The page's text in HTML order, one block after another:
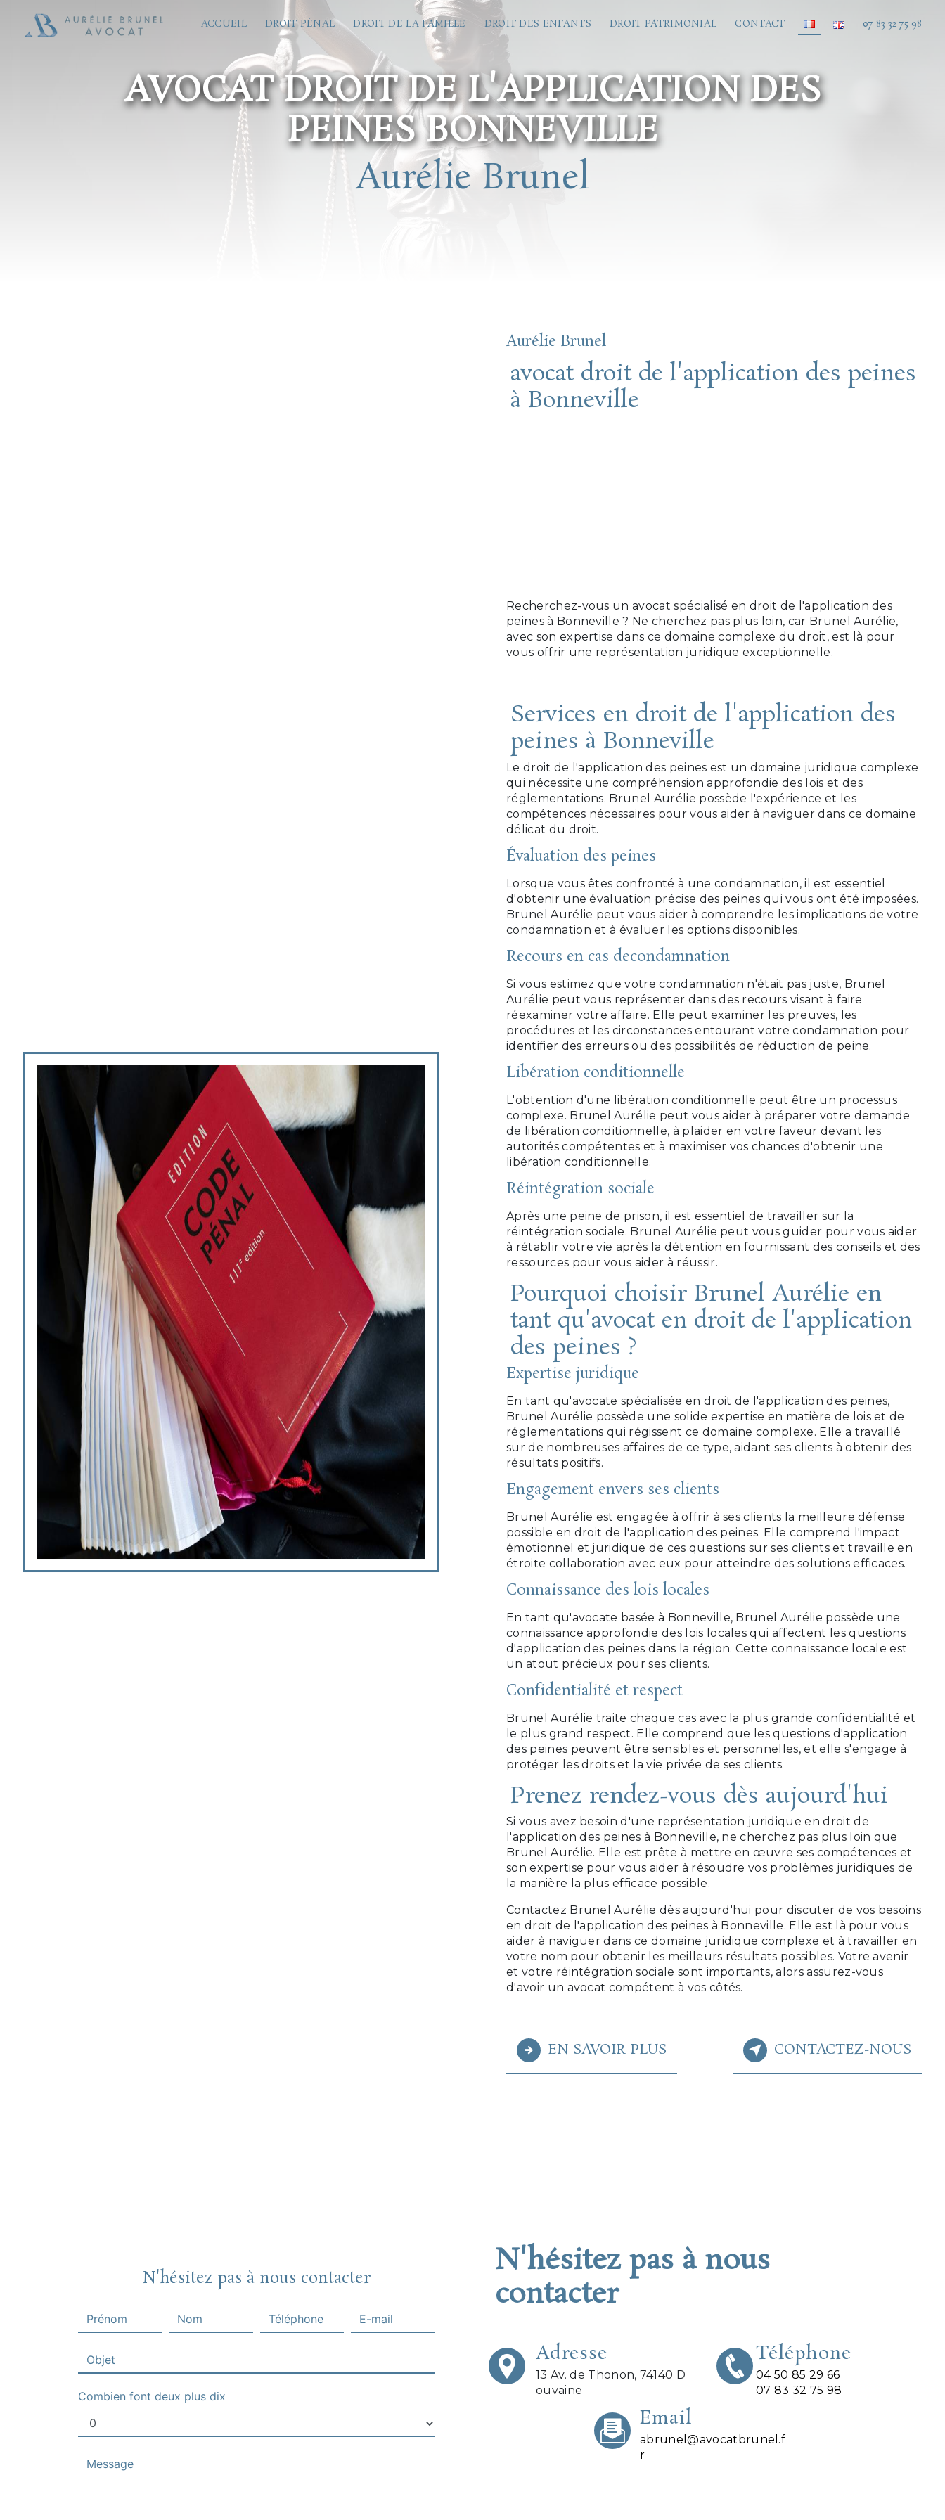
ACCUEIL DROIT PÉNAL DROIT DE LA FAMILLE DROIT DES ENFANTS DROIT PATRIMONIAL CONTACT 07 83 32 75 98
AVOCAT DROIT DE L'APPLICATION DES
PEINES BONNEVILLE
Aurélie Brunel
Aurélie Brunel
avocat droit de l'application des peines
à Bonneville
Recherchez-vous un avocat spécialisé en droit de l'application des
peines à Bonneville ? Ne cherchez pas plus loin, car Brunel Aurélie,
avec son expertise dans ce domaine complexe du droit, est là pour
vous offrir une représentation juridique exceptionnelle.
Services en droit de l'application des
peines à Bonneville
Le droit de l'application des peines est un domaine juridique complexe
qui nécessite une compréhension approfondie des lois et des
réglementations. Brunel Aurélie possède l'expérience et les
compétences nécessaires pour vous aider à naviguer dans ce domaine
délicat du droit.
Évaluation des peines
Lorsque vous êtes confronté à une condamnation, il est essentiel
d'obtenir une évaluation précise des peines qui vous ont été imposées.
Brunel Aurélie peut vous aider à comprendre les implications de votre
condamnation et à évaluer les options disponibles.
Recours en cas decondamnation
Si vous estimez que votre condamnation n'était pas juste, Brunel
Aurélie peut vous représenter dans des recours visant à faire
réexaminer votre affaire. Elle peut examiner les preuves, les
procédures et les circonstances entourant votre condamnation pour
identifier des erreurs ou des possibilités de réduction de peine.
Libération conditionnelle
L'obtention d'une libération conditionnelle peut être un processus
complexe. Brunel Aurélie peut vous aider à préparer votre demande
de libération conditionnelle, à plaider en votre faveur devant les
autorités compétentes et à maximiser vos chances d'obtenir une
libération conditionnelle.
Réintégration sociale
Après une peine de prison, il est essentiel de travailler sur la
réintégration sociale. Brunel Aurélie peut vous guider pour vous aider
à rétablir votre vie après la détention en fournissant des conseils et des
ressources pour vous aider à réussir.
Pourquoi choisir Brunel Aurélie en
tant qu'avocat en droit de l'application
des peines ?
Expertise juridique
En tant qu'avocate spécialisée en droit de l'application des peines,
Brunel Aurélie possède une solide expertise en matière de lois et de
réglementations qui régissent ce domaine complexe. Elle a travaillé
sur de nombreuses affaires de ce type, aidant ses clients à obtenir des
résultats positifs.
Engagement envers ses clients
Brunel Aurélie est engagée à offrir à ses clients la meilleure défense
possible en droit de l'application des peines. Elle comprend l'impact
émotionnel et juridique de ces questions sur ses clients et travaille en
étroite collaboration avec eux pour atteindre des solutions efficaces.
Connaissance des lois locales
En tant qu'avocate basée à Bonneville, Brunel Aurélie possède une
connaissance approfondie des lois locales qui affectent les questions
d'application des peines dans la région. Cette connaissance locale est
un atout précieux pour ses clients.
Confidentialité et respect
Brunel Aurélie traite chaque cas avec la plus grande confidentialité et
le plus grand respect. Elle comprend que les questions d'application
des peines peuvent être sensibles et personnelles, et elle s'engage à
protéger les droits et la vie privée de ses clients.
Prenez rendez-vous dès aujourd'hui
Si vous avez besoin d'une représentation juridique en droit de
l'application des peines à Bonneville, ne cherchez pas plus loin que
Brunel Aurélie. Elle est prête à mettre en œuvre ses compétences et
son expertise pour vous aider à résoudre vos problèmes juridiques de
la manière la plus efficace possible.
Contactez Brunel Aurélie dès aujourd'hui pour discuter de vos besoins
en droit de l'application des peines à Bonneville. Elle est là pour vous
aider à naviguer dans ce domaine juridique complexe et à travailler en
votre nom pour obtenir les meilleurs résultats possibles. Votre avenir
et votre réintégration sociale sont importants, alors assurez-vous
d'avoir un avocat compétent à vos côtés.
EN SAVOIR PLUS CONTACTEZ-NOUS
N'hésitez pas à nous contacter
Combien font deux plus dix
N'hésitez pas à nous
contacter
Adresse
13 Av. de Thonon, 74140 D
ouvaine
Téléphone
04 50 85 29 66
07 83 32 75 98
Email
abrunel@avocatbrunel.f
r